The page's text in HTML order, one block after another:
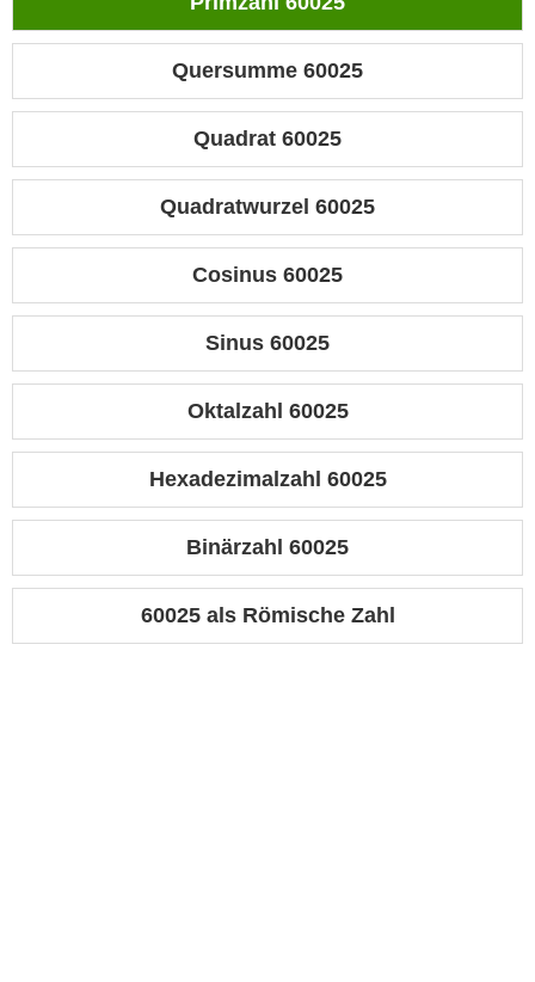
Quersumme 60025
Quadrat 60025
Quadratwurzel 60025
Cosinus 60025
Sinus 60025
Oktalzahl 60025
Hexadezimalzahl 60025
Binärzahl 60025
60025 als Römische Zahl